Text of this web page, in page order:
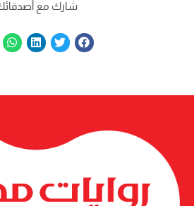
شارك مع